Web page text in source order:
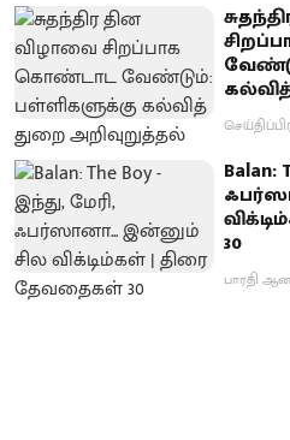
Balan:
30
பாரதி